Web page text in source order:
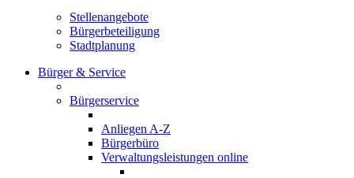
Stellenangebote
Bürgerbeteiligung
Stadtplanung
Bürger & Service
Bürgerservice
Anliegen A-Z
Bürgerbüro
Verwaltungsleistungen online